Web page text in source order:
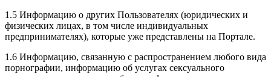
1.5 Информацию о других Пользователях (юридических и
физических лицах, в том числе индивидуальных
предпринимателях), которые уже представлены на Портале.
1.6 Информацию, связанную с распространением любого вида
порнографии, информацию об услугах сексуального